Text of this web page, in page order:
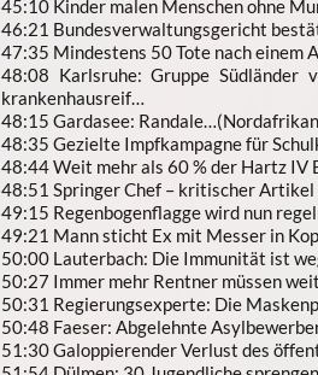
45:10 Kinder malen Menschen ohne
46:21 Bundesverwaltungsgericht
47:35 Mindestens 50 Tote nach einem
48:08 Karlsruhe: Gruppe Südländer
krankenhausreif…
48:15 Gardasee:
48:35 Gezielte Impfkampagne für
48:44 Weit mehr als 60 % der Hartz IV
48:51 Springer Chef – kritischer
49:15 Regenbogenflagge wird nun
49:21 Mann sticht Ex mit Messer in
50:00 Lauterbach: Die Immunität ist
50:27 Immer mehr Rentner müssen
50:31 Regierungsexperte: Die
50:48 Faeser: Abgelehnte
51:30 Galoppierender Verlust des